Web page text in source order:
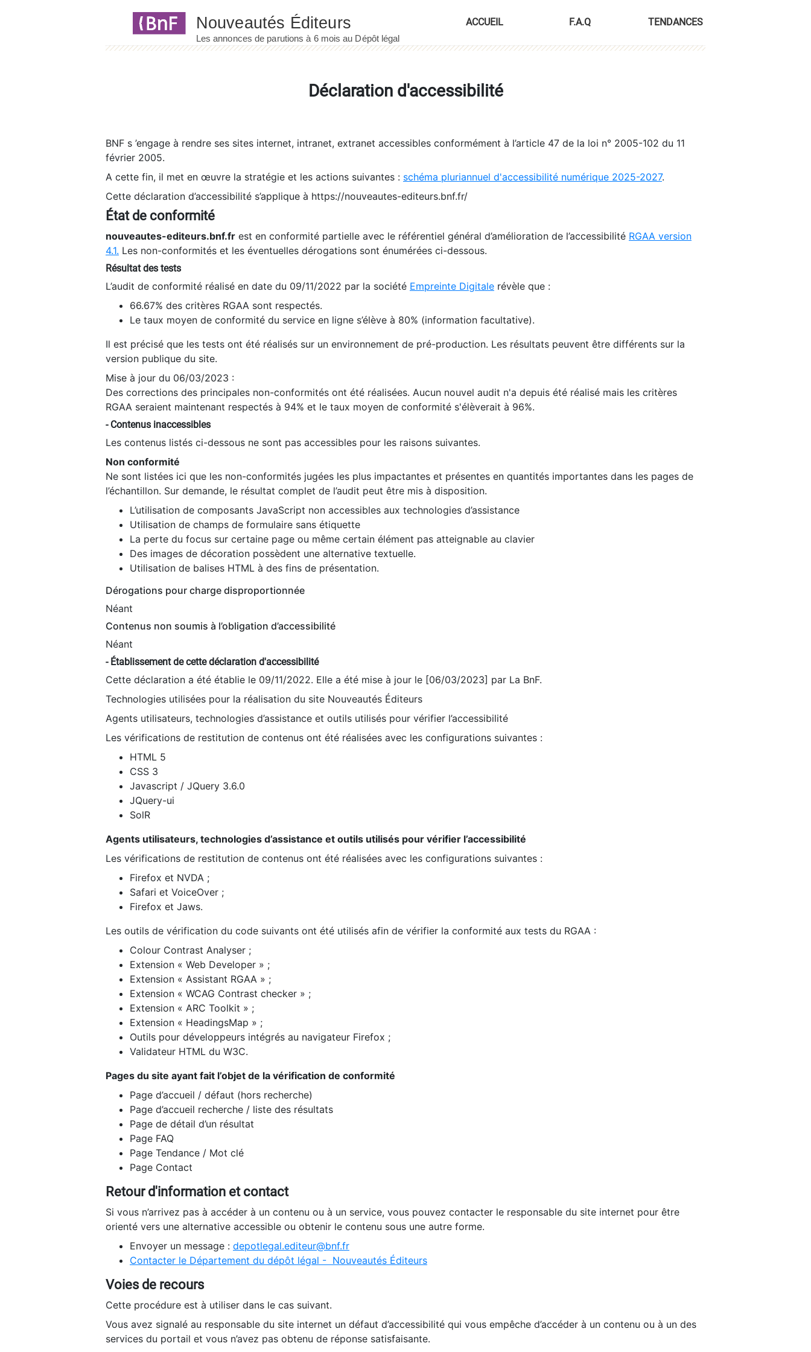
ACCUEIL F.A.Q TENDANCES
Déclaration d'accessibilité
BNF s ’engage à rendre ses sites internet, intranet, extranet accessibles conformément à l’article 47 de la loi n° 2005-102 du 11
février 2005.
A cette fin, il met en œuvre la stratégie et les actions suivantes : schéma pluriannuel d'accessibilité numérique 2025-2027.
Cette déclaration d’accessibilité s’applique à https://nouveautes-editeurs.bnf.fr/
État de conformité
nouveautes-editeurs.bnf.fr est en conformité partielle avec le référentiel général d’amélioration de l’accessibilité RGAA version
4.1. Les non-conformités et les éventuelles dérogations sont énumérées ci-dessous.
Résultat des tests
L’audit de conformité réalisé en date du 09/11/2022 par la société Empreinte Digitale révèle que :
66.67% des critères RGAA sont respectés.
Le taux moyen de conformité du service en ligne s’élève à 80% (information facultative).
Il est précisé que les tests ont été réalisés sur un environnement de pré-production. Les résultats peuvent être différents sur la
version publique du site.
Mise à jour du 06/03/2023 :
Des corrections des principales non-conformités ont été réalisées. Aucun nouvel audit n'a depuis été réalisé mais les critères
RGAA seraient maintenant respectés à 94% et le taux moyen de conformité s'élèverait à 96%.
- Contenus inaccessibles
Les contenus listés ci-dessous ne sont pas accessibles pour les raisons suivantes.
Non conformité
Ne sont listées ici que les non-conformités jugées les plus impactantes et présentes en quantités importantes dans les pages de
l’échantillon. Sur demande, le résultat complet de l’audit peut être mis à disposition.
L’utilisation de composants JavaScript non accessibles aux technologies d’assistance
Utilisation de champs de formulaire sans étiquette
La perte du focus sur certaine page ou même certain élément pas atteignable au clavier
Des images de décoration possèdent une alternative textuelle.
Utilisation de balises HTML à des fins de présentation.
Dérogations pour charge disproportionnée
Néant
Contenus non soumis à l’obligation d’accessibilité
Néant
- Établissement de cette déclaration d'accessibilité
Cette déclaration a été établie le 09/11/2022. Elle a été mise à jour le [06/03/2023] par La BnF.
Technologies utilisées pour la réalisation du site Nouveautés Éditeurs
Agents utilisateurs, technologies d’assistance et outils utilisés pour vérifier l’accessibilité
Les vérifications de restitution de contenus ont été réalisées avec les configurations suivantes :
HTML 5
CSS 3
Javascript / JQuery 3.6.0
JQuery-ui
SolR
Agents utilisateurs, technologies d’assistance et outils utilisés pour vérifier l’accessibilité
Les vérifications de restitution de contenus ont été réalisées avec les configurations suivantes :
Firefox et NVDA ;
Safari et VoiceOver ;
Firefox et Jaws.
Les outils de vérification du code suivants ont été utilisés afin de vérifier la conformité aux tests du RGAA :
Colour Contrast Analyser ;
Extension « Web Developer » ;
Extension « Assistant RGAA » ;
Extension « WCAG Contrast checker » ;
Extension « ARC Toolkit » ;
Extension « HeadingsMap » ;
Outils pour développeurs intégrés au navigateur Firefox ;
Validateur HTML du W3C.
Pages du site ayant fait l’objet de la vérification de conformité
Page d’accueil / défaut (hors recherche)
Page d’accueil recherche / liste des résultats
Page de détail d’un résultat
Page FAQ
Page Tendance / Mot clé
Page Contact
Retour d'information et contact
Si vous n’arrivez pas à accéder à un contenu ou à un service, vous pouvez contacter le responsable du site internet pour être
orienté vers une alternative accessible ou obtenir le contenu sous une autre forme.
Envoyer un message : depotlegal.editeur@bnf.fr
Contacter le Département du dépôt légal - Nouveautés Éditeurs
Voies de recours
Cette procédure est à utiliser dans le cas suivant.
Vous avez signalé au responsable du site internet un défaut d’accessibilité qui vous empêche d’accéder à un contenu ou à un des
services du portail et vous n’avez pas obtenu de réponse satisfaisante.